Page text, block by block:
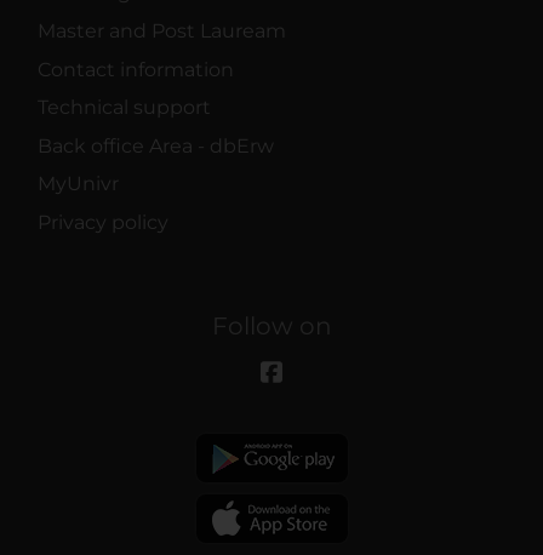
Master and Post Lauream
Contact information
Technical support
Back office Area - dbErw
MyUnivr
Privacy policy
Follow on